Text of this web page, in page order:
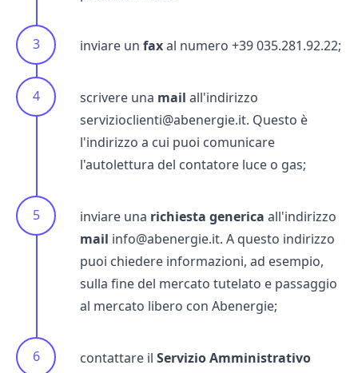
inviare un faxal numero +39 035.281.92.22;
scrivere una mail all'indirizzo
servizioclienti@abenergie.it. Questo è
l'indirizzo a cui puoi comunicare
l'autolettura del contatore luce o gas;
inviare una richiesta generica all'indirizzo
mail info@abenergie.it. A questo indirizzo
puoi chiedere informazioni, ad esempio,
sulla fine del mercato tutelato e passaggio
al mercato libero con Abenergie;
contattare il Servizio Amministrativo